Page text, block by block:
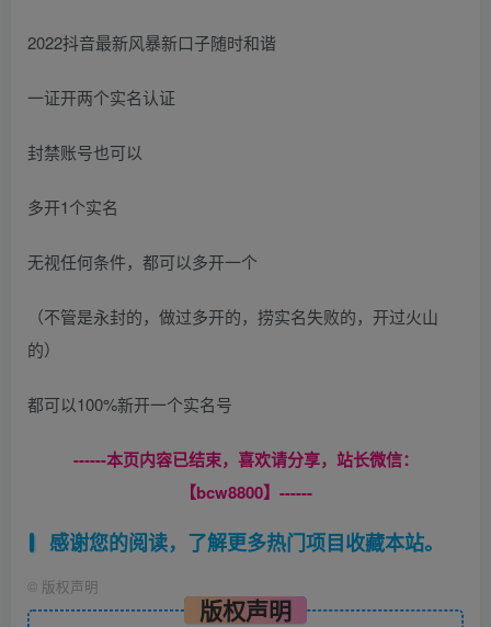
2022抖音最新风暴新口子随时和谐
一证开两个实名认证
封禁账号也可以
多开1个实名
无视任何条件，都可以多开一个
（不管是永封的，做过多开的，捞实名失败的，开过火山
的）
都可以100%新开一个实名号
------本页内容已结束，喜欢请分享，站长微信：
【bcw8800】------
感谢您的阅读，了解更多热门项目收藏本站。
© 版权声明
版权声明